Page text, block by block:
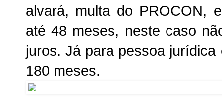
alvará, multa do PROCON,
até 48 meses, neste caso
juros. Já para pessoa
180 meses.